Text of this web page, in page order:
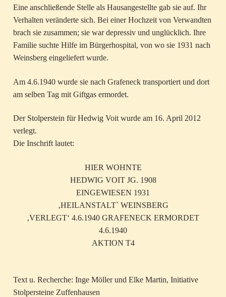
Eine anschließende Stelle als Hausangestellte gab sie auf. Ihr
Verhalten veränderte sich. Bei einer Hochzeit von Verwandten
brach sie zusammen; sie war depressiv und unglücklich. Ihre
Familie suchte Hilfe im Bürgerhospital, von wo sie 1931 nach
Weinsberg eingeliefert wurde.
Am 4.6.1940 wurde sie nach Grafeneck transportiert und dort
am selben Tag mit Giftgas ermordet.
Der Stolperstein für Hedwig Voit wurde am 16. April 2012
verlegt.
Die Inschrift lautet:
HIER WOHNTE
HEDWIG VOIT JG. 1908
EINGEWIESEN 1931
‚HEILANSTALT` WEINSBERG
‚VERLEGT‘ 4.6.1940 GRAFENECK ERMORDET
4.6.1940
AKTION T4
Text u. Recherche: Inge Möller und Elke Martin, Initiative
Stolpersteine Zuffenhausen